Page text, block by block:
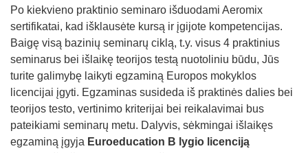
Po kiekvieno praktinio seminaro išduodami Aeromix
sertifikatai, kad išklausėte kursą ir įgijote kompetencijas.
Baigę visą bazinių seminarų ciklą, t.y. visus 4 praktinius
seminarus bei išlaikę teorijos testą nuotoliniu būdu, Jūs
turite galimybę laikyti egzaminą Europos mokyklos
licencijai įgyti. Egzaminas susideda iš praktinės dalies bei
teorijos testo, vertinimo kriterijai bei reikalavimai bus
pateikiami seminarų metu. Dalyvis, sėkmingai išlaikęs
egzaminą įgyja Euroeducation B lygio licenciją